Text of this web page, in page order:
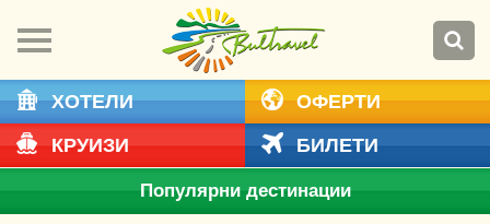
ХОТЕЛИ
ОФЕРТИ
КРУИЗИ
БИЛЕТИ
Популярни дестинации